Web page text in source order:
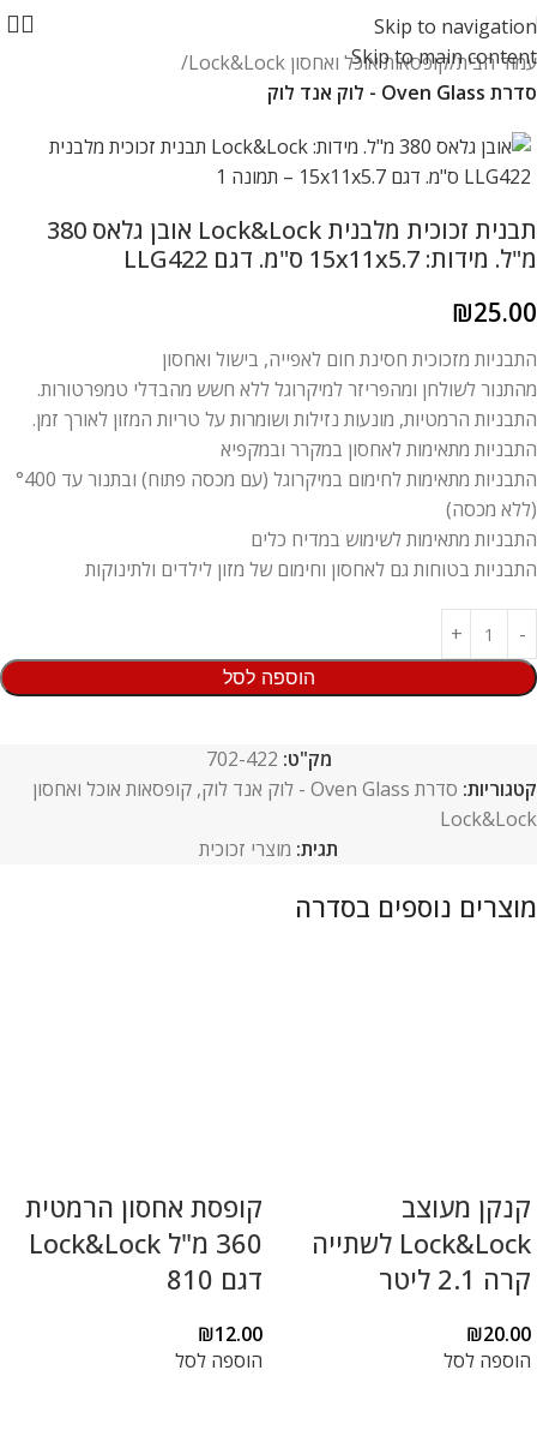
Skip to navigation
Skip to main content
עמוד הבית קופסאות אוכל ואחסון Lock&Lock
סדרת Oven Glass - לוק אנד לוק
תבנית זכוכית מלבנית Lock&Lock אובן גלאס 380
מ"ל. מידות: 15x11x5.7 ס"מ. דגם LLG422
₪25.00
התבניות מזכוכית חסינת חום לאפייה, בישול ואחסון
מהתנור לשולחן ומהפריזר למיקרוגל ללא חשש מהבדלי טמפרטורות.
התבניות הרמטיות, מונעות נזילות ושומרות על טריות המזון לאורך זמן.
התבניות מתאימות לאחסון במקרר ובמקפיא
התבניות מתאימות לחימום במיקרוגל (עם מכסה פתוח) ובתנור עד °400
(ללא מכסה)
התבניות מתאימות לשימוש במדיח כלים
התבניות בטוחות גם לאחסון וחימום של מזון לילדים ולתינוקות
הוספה לסל
מק"ט: 702-422
קטגוריות: סדרת Oven Glass - לוק אנד לוק , קופסאות אוכל ואחסון
Lock&Lock
תגית: מוצרי זכוכית
קנקן מעוצב
Lock&Lock לשתייה
קרה 2.1 ליטר
₪20.00
הוספה לסל
קופסת אחסון הרמטית
360 מ"ל Lock&Lock
דגם 810
₪12.00
הוספה לסל